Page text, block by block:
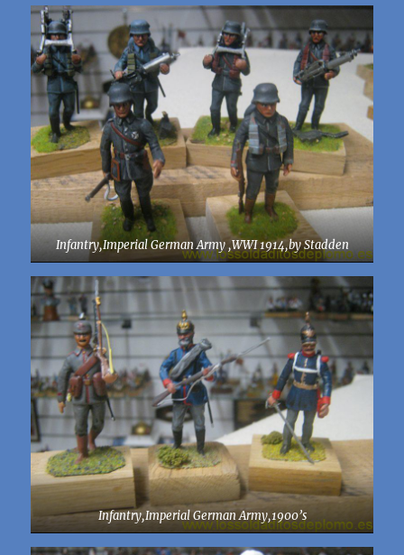
Infantry,Imperial German Army ,WWI 1914,by Stadden
Infantry,Imperial German Army,1900’s